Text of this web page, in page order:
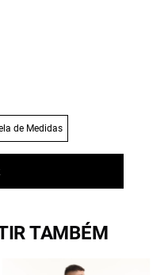
de Medidas
TAMBÉM